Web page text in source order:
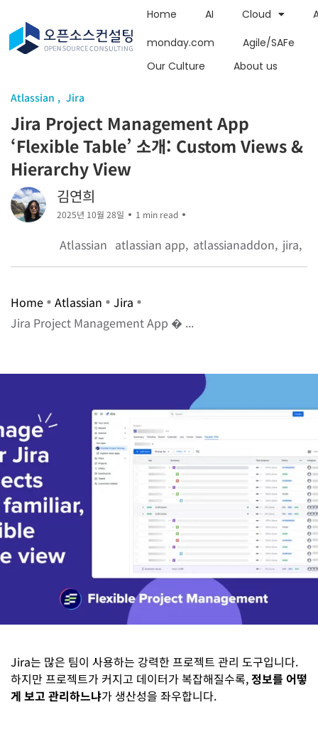
Home AI Cloud
monday.com
Agile/SAFe
Our Culture
About us
Atlassian Jira
Jira Project Management App
‘Flexible Table’ 소개: Custom Views &
Hierarchy View
김연희
2025년 10월 28일 1 min read
Atlassian atlassian app atlassianaddon jira
Home Atlassian
Jira
Jira Project Management App � ...
Jira는 많은 팀이 사용하는 강력한 프로젝트 관리 도구입니다.
하지만 프로젝트가 커지고 데이터가 복잡해질수록,정보를 어떻
게 보고 관리하느냐가 생산성을 좌우합니다.